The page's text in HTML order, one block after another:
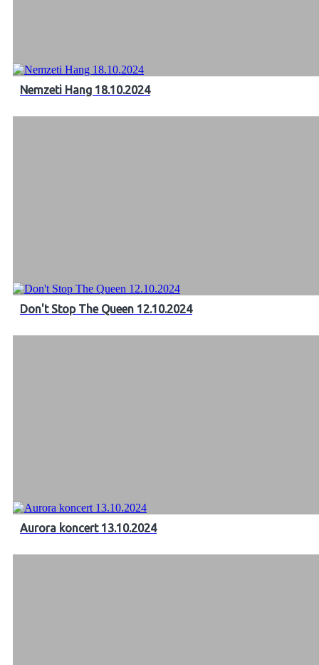
Nemzeti Hang 18.10.2024
Don't Stop The Queen 12.10.2024
Aurora koncert 13.10.2024